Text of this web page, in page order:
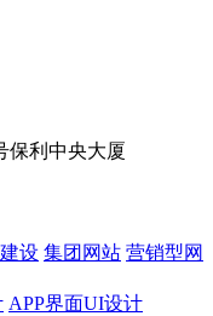
保利中央大厦
设 集团网站 营销型网
APP界面UI设计